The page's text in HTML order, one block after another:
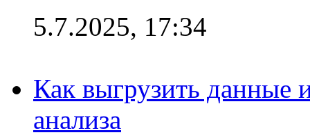
5.7.2025, 17:34
Как выгрузить данные
анализа